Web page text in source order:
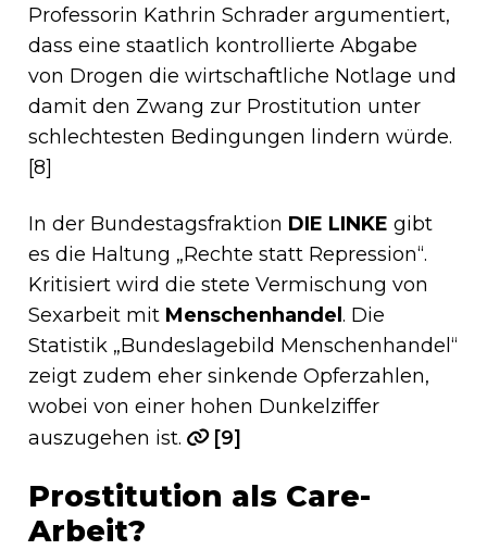
Professorin Kathrin Schrader argumentiert,
dass eine staatlich kontrollierte Abgabe
von Drogen die wirtschaftliche Notlage und
damit den Zwang zur Prostitution unter
schlechtesten Bedingungen lindern würde.
[8]
In der Bundestagsfraktion DIE LINKE gibt
es die Haltung „Rechte statt Repression“.
Kritisiert wird die stete Vermischung von
Sexarbeit mit Menschenhandel. Die
Statistik „Bundeslagebild Menschenhandel“
zeigt zudem eher sinkende Opferzahlen,
wobei von einer hohen Dunkelziffer
auszugehen ist.
[9]
Prostitution als Care-
Arbeit?